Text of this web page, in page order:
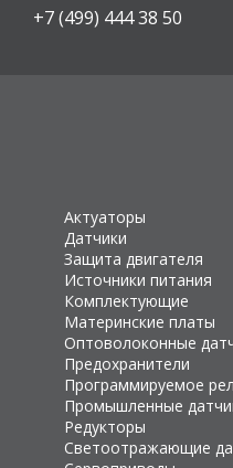
+7 (499) 444 38 50
Актуаторы
Датчики
Защита двигателя
Источники питания
Комплектующие
Материнские платы
Оптоволоконные
Предохранители
Программируемое
Промышленные
Редукторы
Светоотражающие